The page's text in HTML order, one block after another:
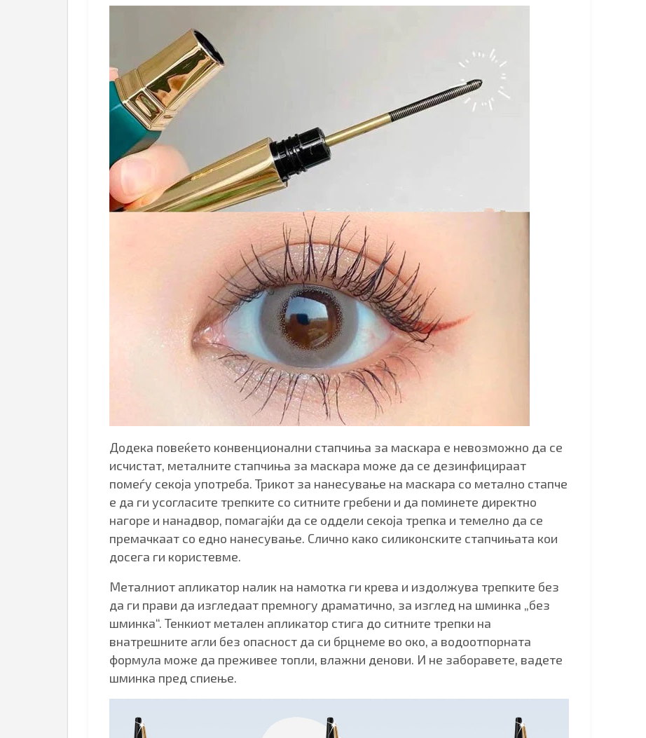
Додека повеќето конвенционални стапчиња за маскара е невозможно да се
исчистат, металните стапчиња за маскара може да се дезинфицираат
помеѓу секоја употреба. Трикот за нанесување на маскара со метално стапче
е да ги усогласите трепките со ситните гребени и да поминете директно
нагоре и нанадвор, помагајќи да се оддели секоја трепка и темелно да се
премачкаат со едно нанесување. Слично како силиконските стапчињата кои
досега ги користевме.
Металниот апликатор налик на намотка ги крева и издолжува трепките без
да ги прави да изгледаат премногу драматично, за изглед на шминка „без
шминка“. Тенкиот метален апликатор стига до ситните трепки на
внатрешните агли без опасност да си брцнеме во око, а водоотпорната
формула може да преживее топли, влажни денови. И не заборавете, вадете
шминка пред спиење.